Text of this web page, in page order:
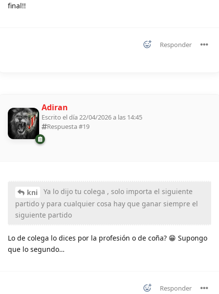
final!!
Responder
Adiran
Escrito el día 22/04/2026 a las 14:45
Respuesta #19
kni
Ya lo dijo tu colega , solo importa el siguiente
partido y para cualquier cosa hay que ganar siempre el
siguiente partido
Lo de colega lo dices por la profesión o de coña? 😁 Supongo
que lo segundo…
Responder